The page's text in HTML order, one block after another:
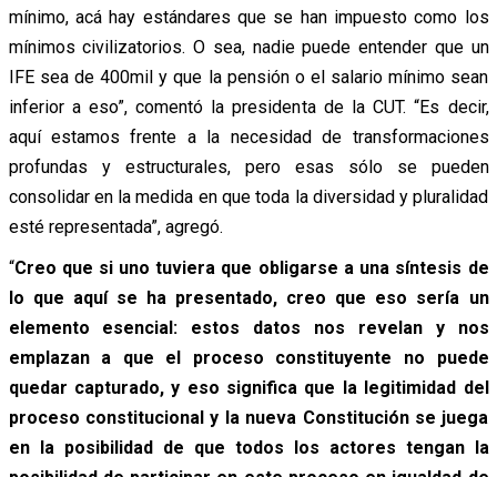
mínimo, acá hay estándares que se han impuesto como los
mínimos civilizatorios. O sea, nadie puede entender que un
IFE sea de 400mil y que la pensión o el salario mínimo sean
inferior a eso”, comentó la presidenta de la CUT. “Es decir,
aquí estamos frente a la necesidad de transformaciones
profundas y estructurales, pero esas sólo se pueden
consolidar en la medida en que toda la diversidad y pluralidad
esté representada”, agregó.
“Creo que si uno tuviera que obligarse a una síntesis de
lo que aquí se ha presentado, creo que eso sería un
elemento esencial: estos datos nos revelan y nos
emplazan a que el proceso constituyente no puede
quedar capturado, y eso significa que la legitimidad del
proceso constitucional y la nueva Constitución se juega
en la posibilidad de que todos los actores tengan la